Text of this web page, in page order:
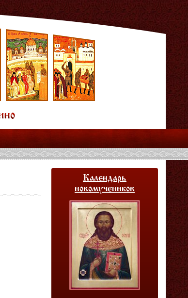
Календарь
новомучеников